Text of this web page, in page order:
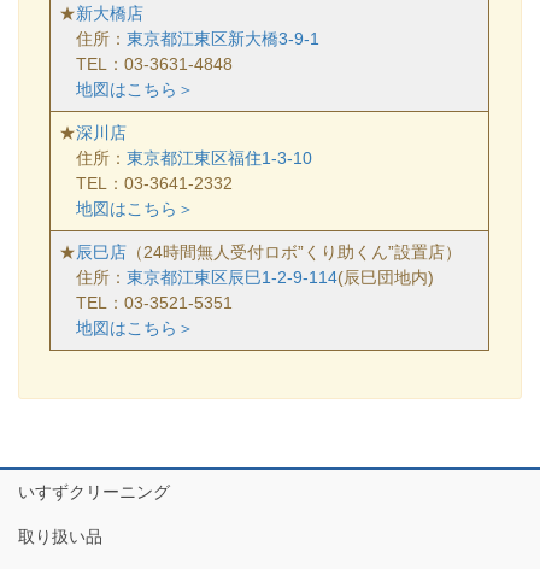
★新大橋店
住所：東京都江東区新大橋3-9-1
TEL：03-3631-4848
地図はこちら＞
★深川店
住所：東京都江東区福住1-3-10
TEL：03-3641-2332
地図はこちら＞
★辰巳店 （24時間無人受付ロボ”くり助くん”設置店）
住所：東京都江東区辰巳1-2-9-114(辰巳団地内)
TEL：03-3521-5351
地図はこちら＞
いすずクリーニング
取り扱い品